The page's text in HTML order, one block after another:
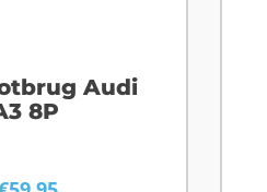
Audi
8P